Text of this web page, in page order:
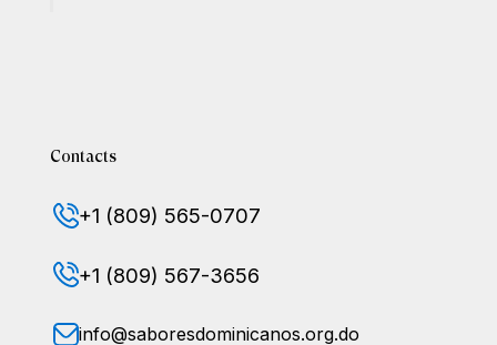
Contacts
+1 (809) 565-0707
+1 (809) 567-3656
info@saboresdominicanos.org.do